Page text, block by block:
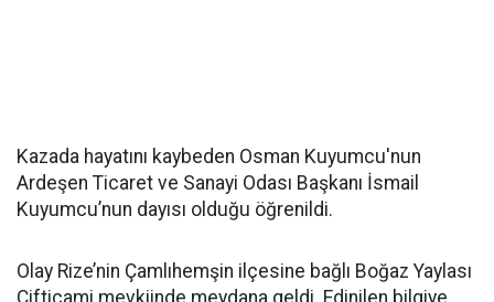
Kazada hayatını kaybeden Osman Kuyumcu'nun
Ardeşen Ticaret ve Sanayi Odası Başkanı İsmail
Kuyumcu’nun dayısı olduğu öğrenildi.
Olay Rize’nin Çamlıhemşin ilçesine bağlı Boğaz Yaylası
Çiftiçami mevkiinde meydana geldi. Edinilen bilgiye